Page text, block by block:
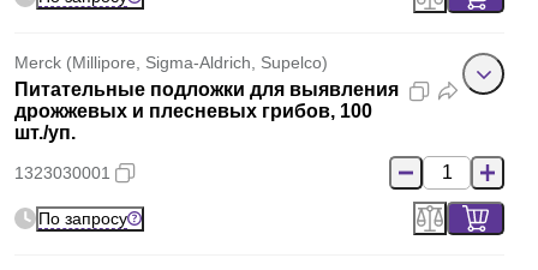
Merck (Millipore, Sigma-Aldrich, Supelco)
Питательные подложки для выявления
дрожжевых и плесневых грибов, 100
шт./уп.
1323030001
По запросу